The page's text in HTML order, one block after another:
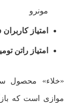
مونرو
امتیاز کاربران
امتیاز راتن
موازی است که